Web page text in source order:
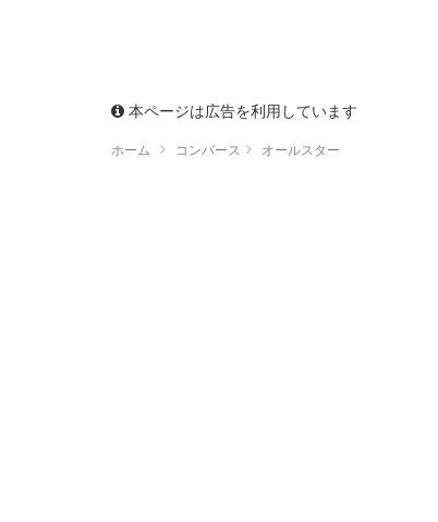
本ページは広告を利用しています
ホーム コンバース オールスター